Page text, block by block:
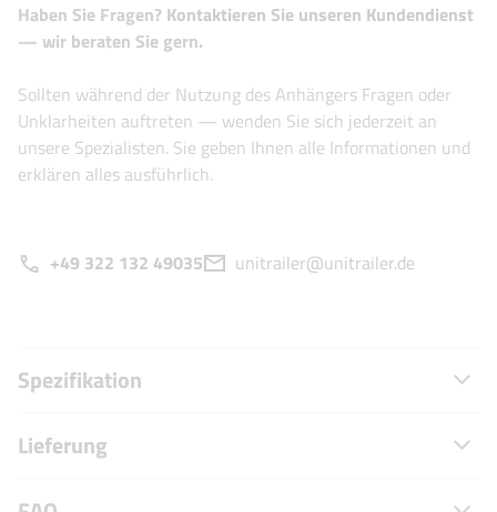
Haben Sie Fragen? Kontaktieren Sie unseren Kundendienst
— wir beraten Sie gern.
Sollten während der Nutzung des Anhängers Fragen oder
Unklarheiten auftreten — wenden Sie sich jederzeit an
unsere Spezialisten. Sie geben Ihnen alle Informationen und
erklären alles ausführlich.
+49 322 132 49035 unitrailer@unitrailer.de
Spezifikation
Lieferung